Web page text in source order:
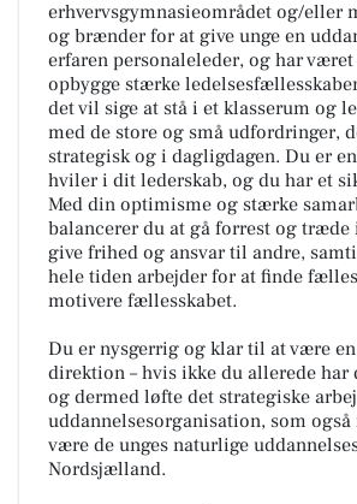
erhvervsgymnasieområdet og/eller
og brænder for at give unge en
erfaren personaleleder, og har
opbygge stærke
det vil sige at stå i et klasserum og
med de store og små udfordringer,
strategisk og i dagligdagen. Du er
hviler i dit lederskab, og du har et
Med din optimisme og stærke
balancerer du at gå forrest og træde
give frihed og ansvar til andre,
hele tiden arbejder for at finde
motivere fællesskabet.
Du er nysgerrig og klar til at være
direktion – hvis ikke du allerede har
og dermed løfte det strategiske
uddannelsesorganisation, som
være de unges naturlige
Nordsjælland.